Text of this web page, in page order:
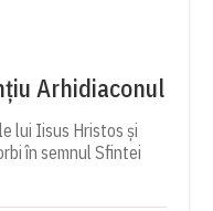
Arhidiaconul
lui Iisus Hristos și
în semnul Sfintei